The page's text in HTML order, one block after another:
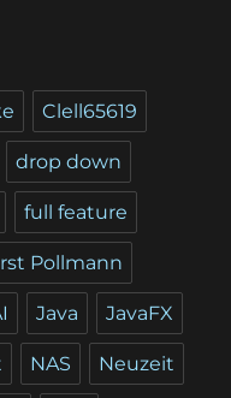
Clell65619
drop down
full feature
Pollmann
Java JavaFX
NAS Neuzeit